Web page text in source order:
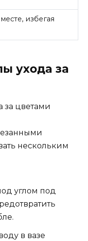
избегая
ухода за
нескольким
углом под
в вазе